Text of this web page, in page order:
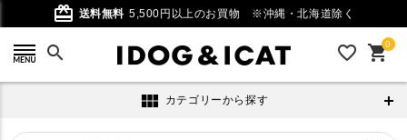
card_giftcard 送料無料 5,500円以上のお買物 ※沖縄・北海道除く
search favorite_outline 0
shopping_cart
view_module カテゴリーから探す